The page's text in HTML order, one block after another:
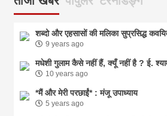
शब्दो और एहसासों की मलिका सुप्रसिद्ध
9 years ago
मधेशी गुलाम कैसे नहीं हैं, क्यूँ नहीं है ? ई.
10 years ago
*मैं और मेरी परछाईं* : मंजू उपाध्याय
5 years ago